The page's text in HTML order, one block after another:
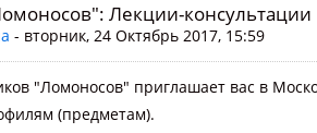
Лекции-консультации
- вторник, 24 Октябрь 2017, 15:59
"Ломоносов" приглашает вас в
(предметам).